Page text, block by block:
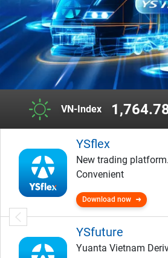
VN-Index
YSflex
New trading
Convenient
Download now
YSfuture
Yuanta Vietnam